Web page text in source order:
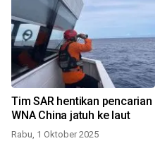
Tim SAR hentikan pencarian
WNA China jatuh ke laut
Rabu, 1 Oktober 2025